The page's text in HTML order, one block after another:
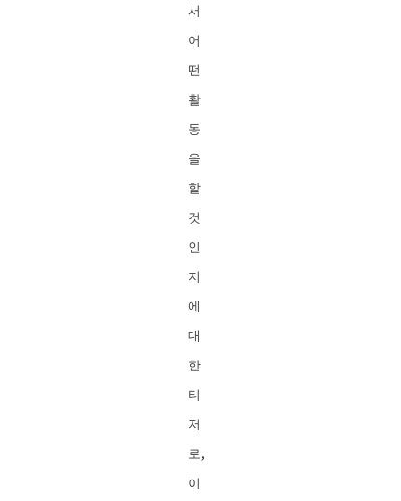
서
어
떤
활
동
을
할
것
인
지
에
대
한
티
저
로,
이